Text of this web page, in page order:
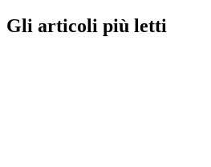
Gli articoli più letti